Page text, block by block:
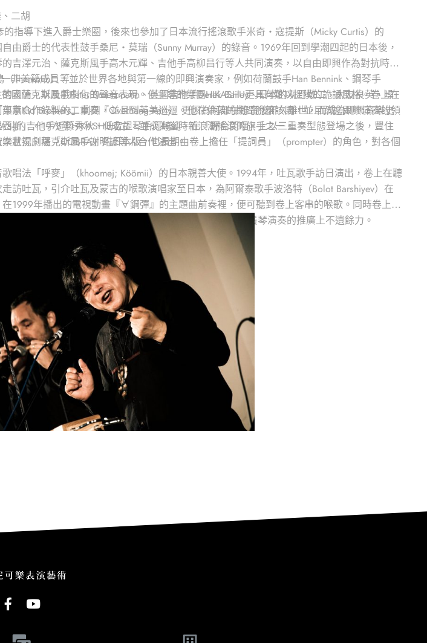
二胡
指導下進入爵士樂圈，後來也參加了日本流行搖滾歌手米奇‧寇提斯（Micky Curtis）的
由爵士的代表性鼓手桑尼‧莫瑞（Sunny Murray）的錄音。1969年回到學潮四起的日本後，
吉澤元治、薩克斯風手高木元輝、吉他手高柳昌行等人共同演奏，以自由即興作為對抗時代
非美籍成員，並於世界各地與第一線的即興演奏家，例如荷蘭鼓手Han Bennink、鋼琴手
國薩克斯風手Peter Broetzmann、英國吉他手Derek Bailey、日本的灰野敬二、大友良英、噪
薰合作錄製的二重奏『Overhang Party』更因為阿部在錄音後不久離世，而成為即興音樂史
J的吉他手近藤秀秋、低音提琴手河崎純，在「野台開唱」上以三重奏型態登場之後，豐住
世揚、薩克斯風手謝明諺等人合作演出。
Theremin）等
表情，以及戲劇化的聲音表現。他主導的樂團HIKASHU更具有難以捉摸的詭譎風格。卷上在
京Kid Brothers」劇團，並且到英美巡迴。他在倫敦的期間脫離該團，並且踏進即興演奏的領
斯」。1978年HIKASHU成立，並成為當時新浪潮搖滾的旗手之一。
狀況劇場「COBRA」的日本版，也長期由卷上擔任「提詞員」（prompter）的角色，對各個
唱法「呼麥」（khoomej; Köömii）的日本親善大使。1994年，吐瓦歌手訪日演出，卷上在聽
訪吐瓦，引介吐瓦及蒙古的喉歌演唱家至日本，為阿爾泰歌手波洛特（Bolot Barshiyev）在
1999年播出的電視動畫『∀鋼彈』的主題曲前奏裡，便可聽到卷上客串的喉歌。同時卷上也
」（所謂Jew’s harp，台灣原住民也有類似樂器），在口簧琴演奏的推廣上不遺餘力。